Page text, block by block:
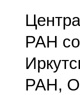
РАН
РАН,